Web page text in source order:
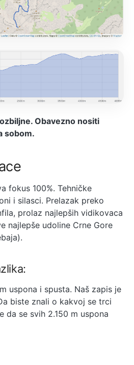
Obavezno nositi
sobom.
fokus 100%. Tehničke
i silasci. Prelazak preko
prolaz najlepših vidikovaca
najlepše udoline Crne Gore
uspona i spusta. Naš zapis je
biste znali o kakvoj se trci
da se svih 2.150 m uspona